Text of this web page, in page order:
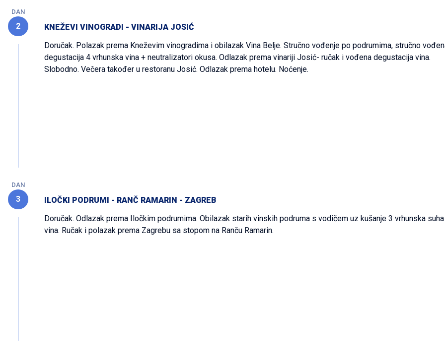
DAN
2
KNEŽEVI VINOGRADI - VINARIJA JOSIĆ
Doručak. Polazak prema Kneževim vinogradima i obilazak Vina Belje. Stručno vođenje po podrumima, stručno
degustacija 4 vrhunska vina + neutralizatori okusa. Odlazak prema vinariji Josić- ručak i vođena degustacija vina.
Slobodno. Večera također u restoranu Josić. Odlazak prema hotelu. Noćenje.
DAN
3
ILOČKI PODRUMI - RANČ RAMARIN - ZAGREB
Doručak. Odlazak prema Iločkim podrumima. Obilazak starih vinskih podruma s vodičem uz kušanje 3 vrhunska suha
vina. Ručak i polazak prema Zagrebu sa stopom na Ranču Ramarin.